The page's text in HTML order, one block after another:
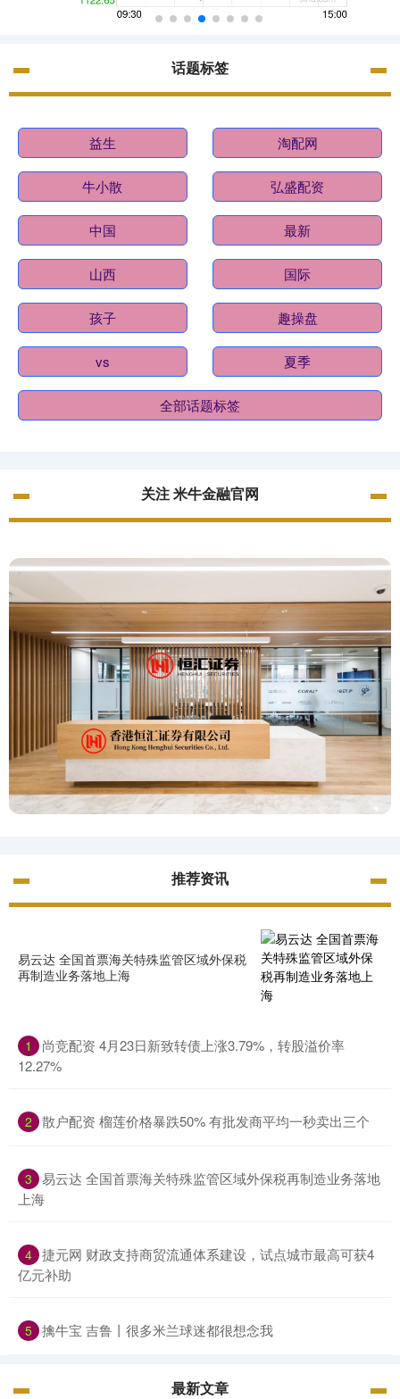
话题标签
益生 淘配网
牛小散 弘盛配资
中国 最新
山西 国际
孩子 趣操盘
vs 夏季
全部话题标签
关注 米牛金融官网
推荐资讯
易云达 全国首票海关特殊监管区域外保税
再制造业务落地上海
1
尚竞配资 4月23日新致转债上涨3.79%，转股溢价率
12.27%
2 散户配资 榴莲价格暴跌50% 有批发商平均一秒卖出三个
3 易云达 全国首票海关特殊监管区域外保税再制造业务落地
上海
4 捷元网 财政支持商贸流通体系建设，试点城市最高可获4
亿元补助
5 擒牛宝 吉鲁丨很多米兰球迷都很想念我
最新文章